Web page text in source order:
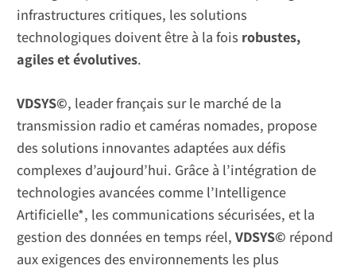
infrastructures critiques, les solutions
technologiques doivent être à la fois robustes,
agiles et évolutives.
VDSYS©, leader français sur le marché de la
transmission radio et caméras nomades, propose
des solutions innovantes adaptées aux défis
complexes d’aujourd’hui. Grâce à l’intégration de
technologies avancées comme l’Intelligence
Artificielle*, les communications sécurisées, et la
gestion des données en temps réel,VDSYS© répond
aux exigences des environnements les plus